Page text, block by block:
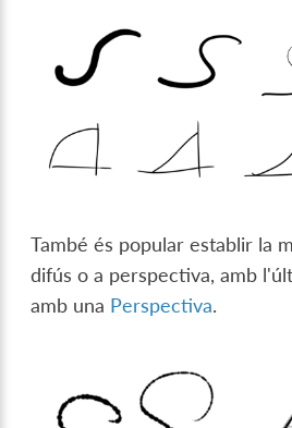
També és popular establir la
difús o a perspectiva, amb
amb una Perspectiva.